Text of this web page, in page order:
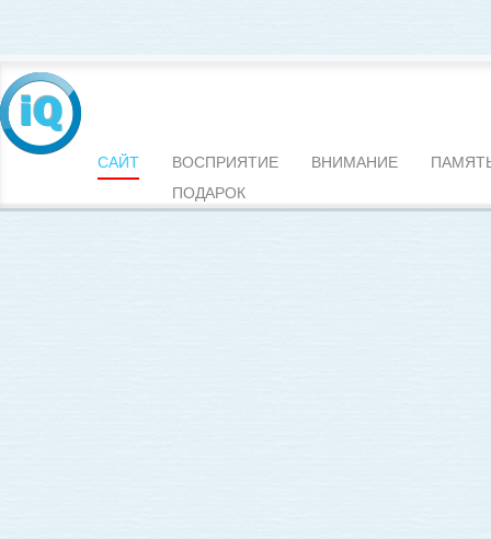
САЙТ ВОСПРИЯТИЕ ВНИМАНИЕ
ПОДАРОК